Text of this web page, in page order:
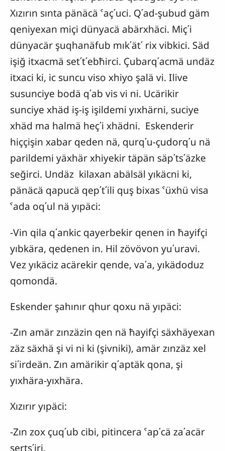
Xızırın sınta pänäcä ˁaç΄uci. Q΄ad-şubud gäm
qeniyexan miçi dünyacä abärxhäci. Miç΄i
dünyacär şuqhanäfub mık΄ät΄ rix vibkici. Säd
işiğ itxacmä set΄t΄ebħirci. Çubarq΄acmä undäz
itxaci ki, ic suncu viso xhiyo şalä vi. Ilive
susunciye bodä q΄ab vis vi ni. Ucärikir
sunciye xhäd iş-iş işildemi yıxhärni, suciye
xhäd ma halmä heç΄i xhädni. Eskenderir
hiççişin xabar qeden nä, qurq΄u-çudorq΄u nä
parildemi yäxhär xhiyekir täpän säp΄ts΄äzke
seğirci. Undäz kilaxan abälsäl yıkäcni ki,
pänäcä qapucä qep΄t΄ili quş bixas ˁüxhü visa
ˁada oq΄ul nä yıpäci:
-Vin qila q΄ankic qayerbekir qenen in ħayifçi
yıbkära, qedenen in. Hil zövövon yu΄uravi.
Vez yıkäciz acärekir qende, va΄a, yıkädoduz
qomondä.
Eskender şahınır qhur qoxu nä yıpäci:
-Zın amär zınzäzin qen nä ħayifçi säxhäyexan
zäz säxhä şi vi ni ki (şivniki), amär zınzäz xel
si΄irdeän. Zın amärikir q΄aptäk qona, şi
yıxhära-yıxhära.
Xızırır yıpäci:
-Zın zox çuq΄ub cibi, pitincera ˁap΄cä za΄acär
serts΄iri.